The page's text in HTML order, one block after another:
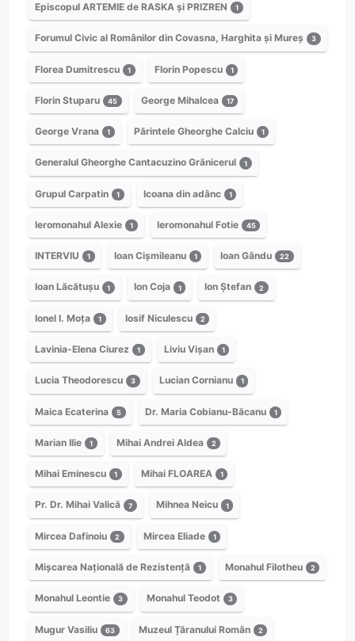
Episcopul ARTEMIE de RASKA și PRIZREN 1
Forumul Civic al Românilor din Covasna, Harghita și Mureș 3
Florea Dumitrescu 1 Florin Popescu 1
Florin Stuparu 45 George Mihalcea 17
George Vrana 1 Părintele Gheorghe Calciu 1
Generalul Gheorghe Cantacuzino Grănicerul 1
Grupul Carpatin 1 Icoana din adânc 1
Ieromonahul Alexie 1 Ieromonahul Fotie 45
INTERVIU 1 Ioan Cișmileanu 1 Ioan Gându 22
Ioan Lăcătușu 1 Ion Coja 1 Ion Ștefan 2
Ionel I. Moța 1 Iosif Niculescu 2
Lavinia-Elena Ciurez 1 Liviu Vișan 1
Lucia Theodorescu 3 Lucian Cornianu 1
Maica Ecaterina 5 Dr. Maria Cobianu-Băcanu 1
Marian Ilie 1 Mihai Andrei Aldea 2
Mihai Eminescu 1 Mihai FLOAREA 1
Pr. Dr. Mihai Valică 7 Mihnea Neicu 1
Mircea Dafinoiu 2 Mircea Eliade 1
Mișcarea Națională de Rezistență 1 Monahul Filotheu 2
Monahul Leontie 3 Monahul Teodot 3
Mugur Vasiliu 63 Muzeul Țăranului Român 2